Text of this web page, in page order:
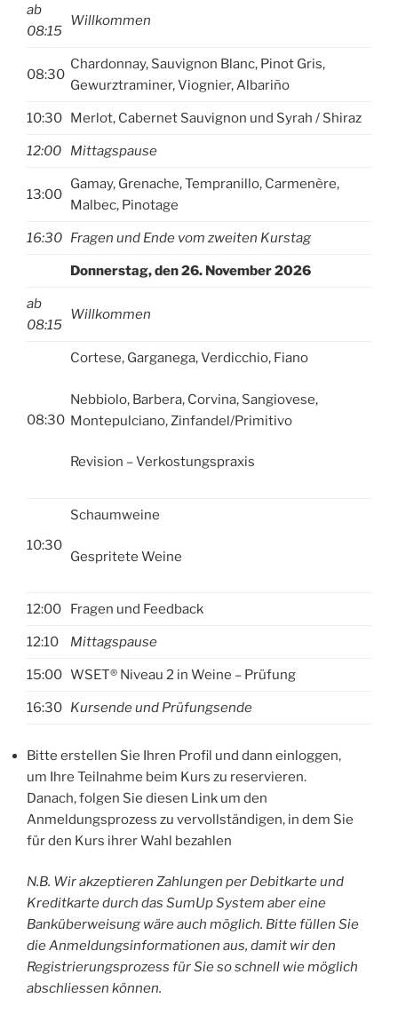
ab
08:15
Willkommen
08:30
Chardonnay, Sauvignon Blanc, Pinot Gris,
Gewurztraminer, Viognier, Albariño
10:30 Merlot, Cabernet Sauvignon und Syrah / Shiraz
12:00 Mittagspause
13:00
Gamay, Grenache, Tempranillo, Carmenère,
Malbec, Pinotage
16:30 Fragen und Ende vom zweiten Kurstag
Donnerstag, den 26. November 2026
ab
08:15
Willkommen
08:30
Cortese, Garganega, Verdicchio, Fiano
Nebbiolo, Barbera, Corvina, Sangiovese,
Montepulciano, Zinfandel/Primitivo
Revision – Verkostungspraxis
10:30
Schaumweine
Gespritete Weine
12:00 Fragen und Feedback
12:10 Mittagspause
15:00 WSET® Niveau 2 in Weine – Prüfung
16:30 Kursende und Prüfungsende
Bitte erstellen Sie Ihren Profil und dann einloggen,
um Ihre Teilnahme beim Kurs zu reservieren.
Danach, folgen Sie diesen Link um den
Anmeldungsprozess zu vervollständigen, in dem Sie
für den Kurs ihrer Wahl bezahlen
N.B. Wir akzeptieren Zahlungen per Debitkarte und
Kreditkarte durch das SumUp System aber eine
Banküberweisung wäre auch möglich. Bitte füllen Sie
die Anmeldungsinformationen aus, damit wir den
Registrierungsprozess für Sie so schnell wie möglich
abschliessen können.